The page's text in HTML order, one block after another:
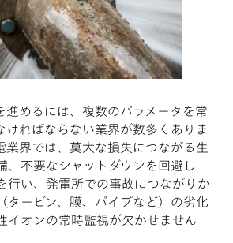
進めるには、複数のパラメータを常
ければならない業界が数多くありま
業界では、莫大な損失につながる生
、不要なシャットダウンを回避し
行い、発電所での事故につながりか
タービン、膜、パイプなど）の劣化
イオンの常時監視が欠かせません